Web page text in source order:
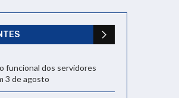
funcional dos servidores
3 de agosto